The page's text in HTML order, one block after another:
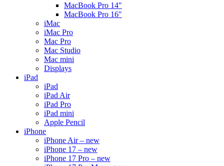
MacBook Pro 14″
MacBook Pro 16″
iMac
iMac Pro
Mac Pro
Mac Studio
Mac mini
Displays
iPad
iPad
iPad Air
iPad Pro
iPad mini
Apple Pencil
iPhone
iPhone Air – new
iPhone 17 – new
iPhone 17 Pro – new